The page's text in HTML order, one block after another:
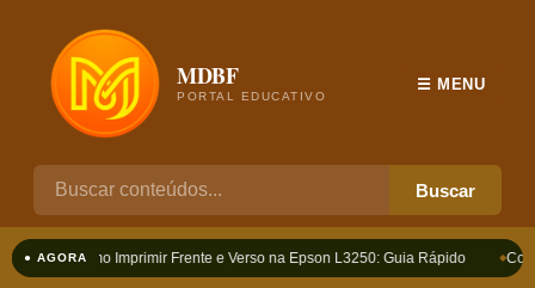
MDBF
PORTAL EDUCATIVO
Buscar
☰ MENU
● AGORAComo Imprimir Frente e Verso na Epson L3250: Guia Rápido